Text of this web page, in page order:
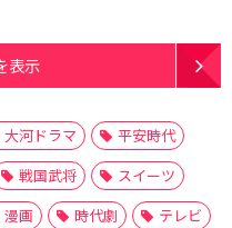
表示
大河ドラマ
平安時代
戦国武将
スイーツ
漫画 時代劇
テレビ